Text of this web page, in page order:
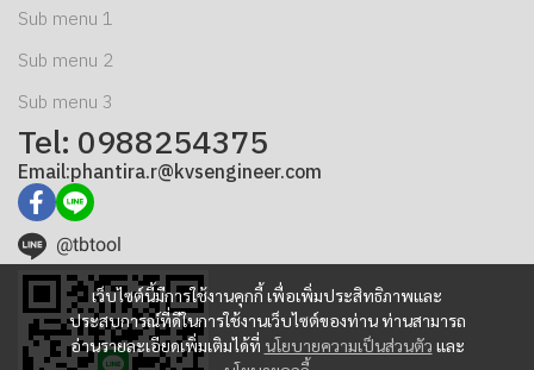
เว็บไซต์นี้มีการใช้งานคุกกี้ เพื่อเพิ่มประสิทธิภาพและ
ประสบการณ์ที่ดีในการใช้งานเว็บไซต์ของท่าน ท่านสามารถ
อ่านรายละเอียดเพิ่มเติมได้ที่ นโยบายความเป็นส่วนตัว และ
Sub menu 1
Sub menu 2
Sub menu 3
Tel: 0988254375
Email:phantira.r@kvsengineer.com
@tbtool